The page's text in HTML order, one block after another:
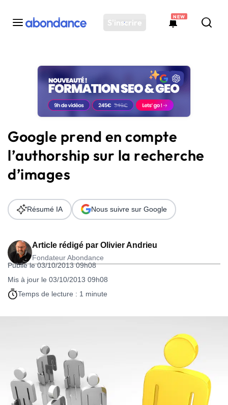
S'inscrire
NEW
Toutes les actus
Actus SEO
Plateforme
Solutions
Ressources
Audit SEO
Google prend en compte
l’authorship sur la recherche
d’images
Article rédigé par Olivier Andrieu
Fondateur Abondance
Publié le 03/10/2013 09h08
Mis à jour le 03/10/2013 09h08
Temps de lecture : 1 minute
Résumé IA Nous suivre sur Google